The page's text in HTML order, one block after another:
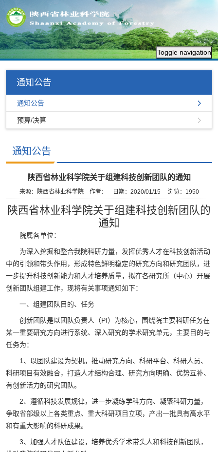
Toggle navigation
通知公告
通知公告
预算/决算
通知公告
陕西省林业科学院关于组建科技创新团队的通知
来源：陕西省林业科学院 作者： 日期：2020/01/15 浏览： 1950
陕西省林业科学院关于组建科技创新团队的
通知
院属各单位：
为深入挖掘和整合我院科研力量，发挥优秀人才在科技创新活动
中的引领和带头作用，形成特色鲜明稳定的研究方向和研究团队，进
一步提升科技创新能力和人才培养质量，拟在各研究所（中心）开展
创新团队组建工作，现将有关事项通知如下：
一、组建团队目的、任务
创新团队是以团队负责人（PI）为核心，围绕院主要科研任务在
某一重要研究方向进行系统、深入研究的学术研究单元，主要目的与
任务为：
1、以团队建设为契机，推动研究方向、科研平台、科研人员、
科研项目有效融合，打造人才结构合理、研究方向明确、优势互补、
有创新活力的研究团队。
2、遵循科技发展规律，进一步凝练学科方向、凝聚科研力量，
争取省部级以上各类重点、重大科研项目立项，产出一批具有高水平
和有重大影响的科研成果。
3、加强人才队伍建设，培养优秀学术带头人和科技创新团队，